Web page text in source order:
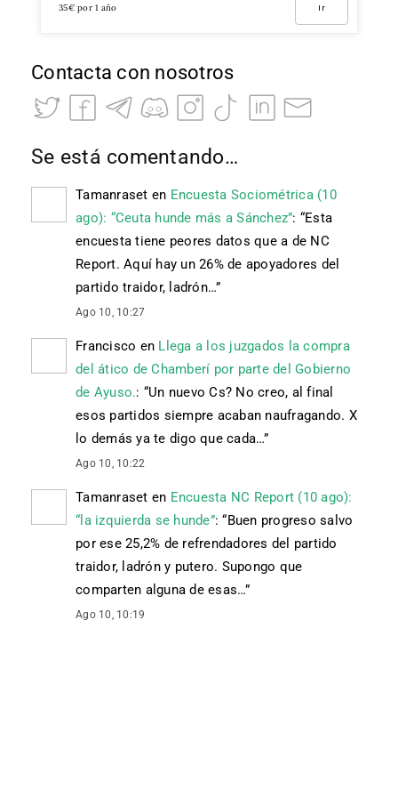
35€ por 1 año Ir
Contacta con nosotros
Se está comentando…
Tamanraset en Encuesta Sociométrica (10
ago): “Ceuta hunde más a Sánchez”: “Esta
encuesta tiene peores datos que a de NC
Report. Aquí hay un 26% de apoyadores del
partido traidor, ladrón…”
Ago 10, 10:27
Francisco en Llega a los juzgados la compra
del ático de Chamberí por parte del Gobierno
de Ayuso.: “Un nuevo Cs? No creo, al final
esos partidos siempre acaban naufragando. X
lo demás ya te digo que cada…”
Ago 10, 10:22
Tamanraset en Encuesta NC Report (10 ago):
“la izquierda se hunde”: “Buen progreso salvo
por ese 25,2% de refrendadores del partido
traidor, ladrón y putero. Supongo que
comparten alguna de esas…”
Ago 10, 10:19